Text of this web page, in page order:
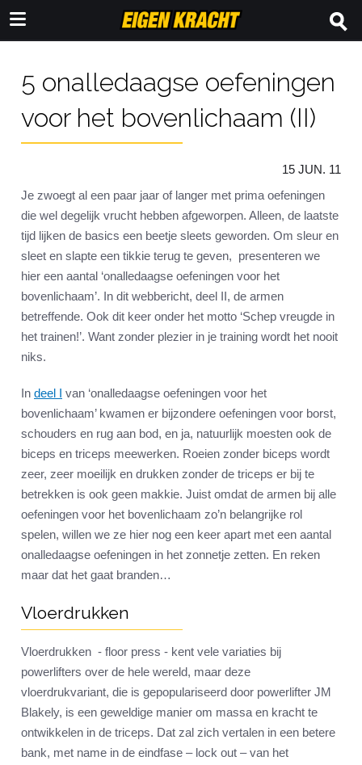
5 onalledaagse oefeningen
voor het bovenlichaam (II)
15 JUN. 11
Je zwoegt al een paar jaar of langer met prima oefeningen
die wel degelijk vrucht hebben afgeworpen. Alleen, de laatste
tijd lijken de basics een beetje sleets geworden. Om sleur en
sleet en slapte een tikkie terug te geven, presenteren we
hier een aantal ‘onalledaagse oefeningen voor het
bovenlichaam’. In dit webbericht, deel II, de armen
betreffende. Ook dit keer onder het motto ‘Schep vreugde in
het trainen!’. Want zonder plezier in je training wordt het nooit
niks.
In deel I van ‘onalledaagse oefeningen voor het
bovenlichaam’ kwamen er bijzondere oefeningen voor borst,
schouders en rug aan bod, en ja, natuurlijk moesten ook de
biceps en triceps meewerken. Roeien zonder biceps wordt
zeer, zeer moeilijk en drukken zonder de triceps er bij te
betrekken is ook geen makkie. Juist omdat de armen bij alle
oefeningen voor het bovenlichaam zo’n belangrijke rol
spelen, willen we ze hier nog een keer apart met een aantal
onalledaagse oefeningen in het zonnetje zetten. En reken
maar dat het gaat branden…
Vloerdrukken
Vloerdrukken - floor press - kent vele variaties bij
powerlifters over de hele wereld, maar deze
vloerdrukvariant, die is gepopulariseerd door powerlifter JM
Blakely, is een geweldige manier om massa en kracht te
ontwikkelen in de triceps. Dat zal zich vertalen in een betere
bank, met name in de eindfase – lock out – van het